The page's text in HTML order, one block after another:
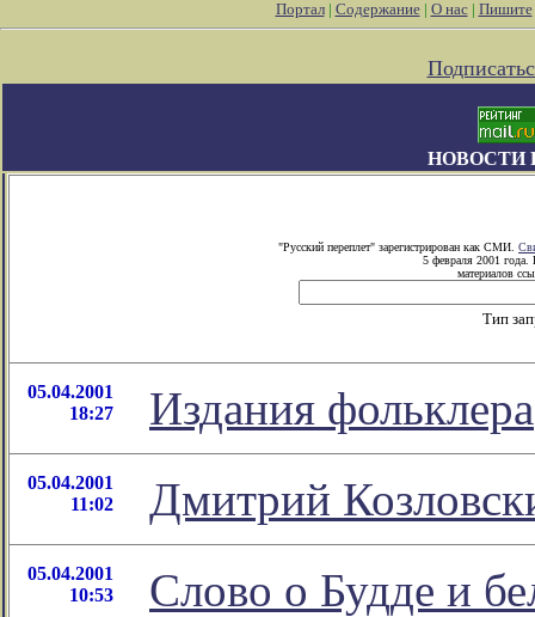
Портал| Содержание| О нас| Пишите
НОВОСТИ
"Русский переплет" зарегистрирован как СМИ.
5 февраля 2001 года.
материалов
Тип
05.04.2001
18:27
Издания фольклера
05.04.2001
11:02
Дмитрий
05.04.2001
10:53
Слово о Будде и